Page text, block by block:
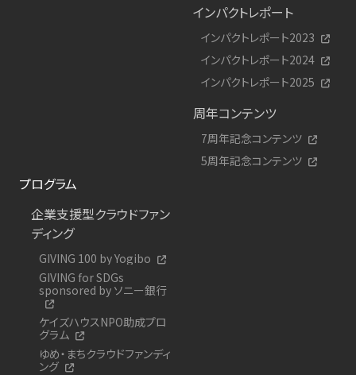
インパクトレポート
インパクトレポート2023
インパクトレポート2024
インパクトレポート2025
周年コンテンツ
7周年記念コンテンツ
5周年記念コンテンツ
プログラム
企業支援型クラウドファン
ディング
GIVING 100 by Yogibo
GIVING for SDGs
sponsored by ソニー銀行
ケイズハウスNPO助成プロ
グラム
ゆめ・まちクラウドファンディ
ング